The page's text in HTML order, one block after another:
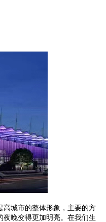
高城市的整体形象，主要的方
晚变得更加明亮。在我们生